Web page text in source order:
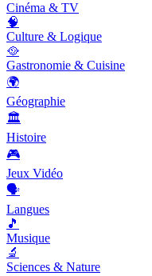
Cinéma & TV
🧠
Culture & Logique
🥘
Gastronomie & Cuisine
🌍
Géographie
🏛️
Histoire
🎮
Jeux Vidéo
🗣️
Langues
🎵
Musique
🔬
Sciences & Nature